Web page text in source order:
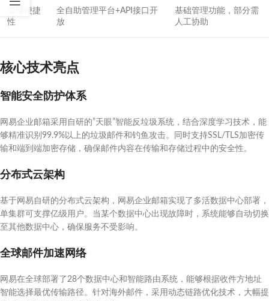
管理便捷
性
全自助管理平台+API接口开
放
基础管理功能，部分需
人工协助
核心技术亮点
智能安全防护体系
网易企业邮箱采用自研的”天眼”智能反垃圾系统，结合深度学习技术，能
够精准识别99.9%以上的垃圾邮件和钓鱼攻击。同时支持SSL/TLS加密传
输和端到端加密存储，确保邮件内容在传输和存储过程中的安全性。
分布式云架构
基于网易自研的分布式云架构，网易企业邮箱实现了多活数据中心部署，
单集群可支撑亿级用户。当某个数据中心出现故障时，系统能够自动切换
至其他数据中心，确保服务不受影响。
全球邮件加速网络
网易在全球部署了28个数据中心和智能路由系统，能够根据收件方地址
智能选择最优传输路径。针对海外邮件，采用动态链路优化技术，大幅提